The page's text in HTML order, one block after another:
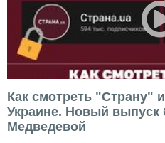
Как смотреть "Страну"
Украине. Новый выпуск
Медведевой